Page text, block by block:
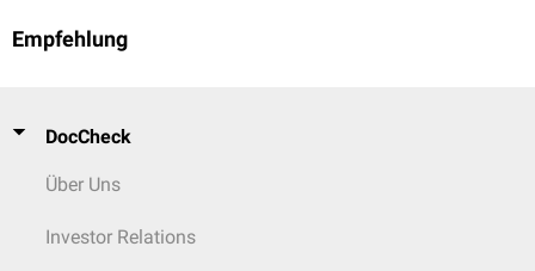
Empfehlung
DocCheck
Über Uns
Investor Relations